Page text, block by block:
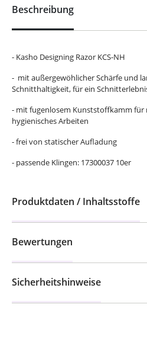
Beschreibung
- Kasho Designing Razor KCS-NH
- mit außergewöhlicher Schärfe und
Schnitthaltigkeit, für ein
- mit fugenlosem Kunststoffkamm für
hygienisches Arbeiten
- frei von statischer Aufladung
- passende Klingen: 17300037 10er
Produktdaten / Inhaltsstoffe
Bewertungen
Sicherheitshinweise